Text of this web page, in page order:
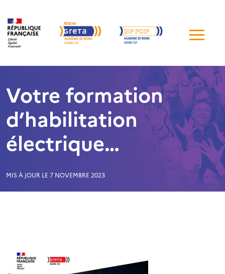
de
Votre formation
d’habilitation
électrique…
MIS À JOUR LE 7 NOVEMBRE 2023